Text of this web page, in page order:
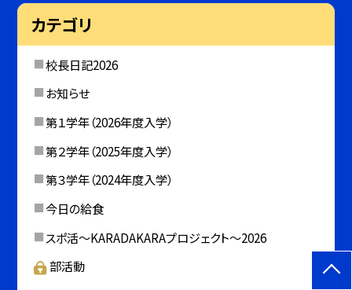
カテゴリ
校長日記2026
お知らせ
第１学年（2026年度入学）
第２学年（2025年度入学）
第３学年（2024年度入学）
今日の給食
スポ活～KARADAKARAプロジェクト～2026
部活動